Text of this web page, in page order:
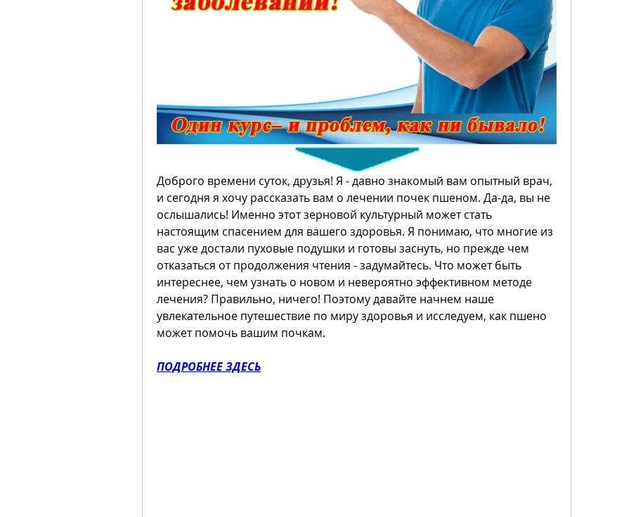
Доброго времени суток, друзья! Я - давно знакомый вам опытный врач,
и сегодня я хочу рассказать вам о лечении почек пшеном. Да-да, вы не
ослышались! Именно этот зерновой культурный может стать
настоящим спасением для вашего здоровья. Я понимаю, что многие из
вас уже достали пуховые подушки и готовы заснуть, но прежде чем
отказаться от продолжения чтения - задумайтесь. Что может быть
интереснее, чем узнать о новом и невероятно эффективном методе
лечения? Правильно, ничего! Поэтому давайте начнем наше
увлекательное путешествие по миру здоровья и исследуем, как пшено
может помочь вашим почкам.
ПОДРОБНЕЕ ЗДЕСЬ